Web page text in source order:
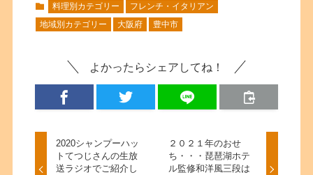
料理別カテゴリー
フレンチ・イタリアン
地域別カテゴリー
大阪府 豊中市
よかったらシェアしてね！
2020シャンプーハッ
トてつじさんの生放
送ラジオでご紹介し
２０２１年のおせ
ち・・・琵琶湖ホテ
ル監修和洋風三段は